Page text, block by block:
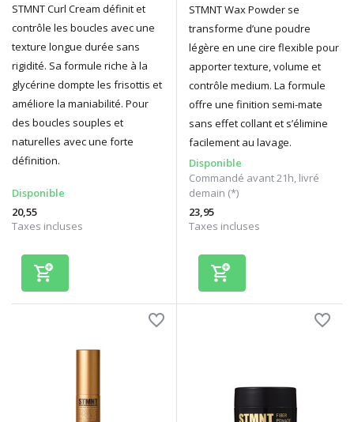
STMNT Curl Cream définit et
contrôle les boucles avec une
texture longue durée sans
rigidité. Sa formule riche à la
glycérine dompte les frisottis et
améliore la maniabilité. Pour
des boucles souples et
naturelles avec une forte
définition.
Disponible
20,55
Taxes incluses
STMNT Wax Powder se
transforme d’une poudre
légère en une cire flexible pour
apporter texture, volume et
contrôle medium. La formule
offre une finition semi-mate
sans effet collant et s’élimine
facilement au lavage.
Disponible
Commandé avant 21h, livré
demain (*)
23,95
Taxes incluses